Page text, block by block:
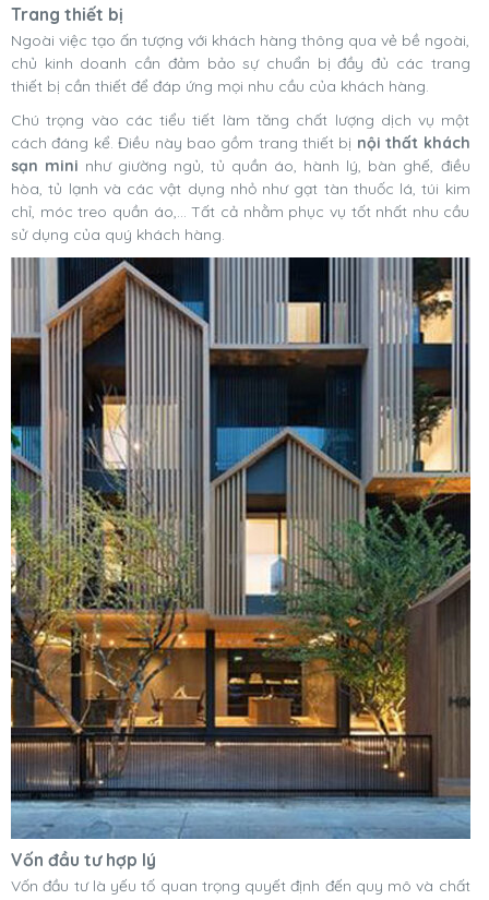
Trang thiết bị
Ngoài việc tạo ấn tượng với khách hàng thông qua vẻ bề ngoài,
chủ kinh doanh cần đảm bảo sự chuẩn bị đầy đủ các trang
thiết bị cần thiết để đáp ứng mọi nhu cầu của khách hàng.
Chú trọng vào các tiểu tiết làm tăng chất lượng dịch vụ một
cách đáng kể. Điều này bao gồm trang thiết bị nội thất khách
sạn mini như giường ngủ, tủ quần áo, hành lý, bàn ghế, điều
hòa, tủ lạnh và các vật dụng nhỏ như gạt tàn thuốc lá, túi kim
chỉ, móc treo quần áo,... Tất cả nhằm phục vụ tốt nhất nhu cầu
sử dụng của quý khách hàng.
Vốn đầu tư hợp lý
Vốn đầu tư là yếu tố quan trọng quyết định đến quy mô và chất